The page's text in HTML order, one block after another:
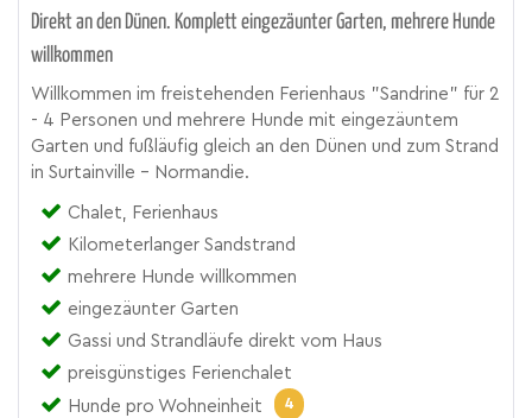
Direkt an den Dünen. Komplett eingezäunter Garten, mehrere Hunde
willkommen
Willkommen im freistehenden Ferienhaus "Sandrine" für 2
- 4 Personen und mehrere Hunde mit eingezäuntem
Garten und fußläufig gleich an den Dünen und zum Strand
in Surtainville - Normandie.
Chalet, Ferienhaus
Kilometerlanger Sandstrand
mehrere Hunde willkommen
eingezäunter Garten
Gassi und Strandläufe direkt vom Haus
preisgünstiges Ferienchalet
Hunde pro Wohneinheit
4